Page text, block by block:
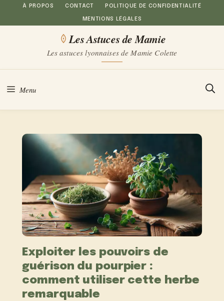
Aller
au
À PROPOS CONTACT POLITIQUE DE CONFIDENTIALITÉ
MENTIONS LÉGALES
Les Astuces de Mamie
Les astuces lyonnaises de Mamie Colette
Menu
Exploiter les pouvoirs de
guérison du pourpier :
comment utiliser cette herbe
remarquable